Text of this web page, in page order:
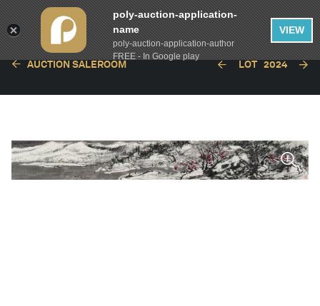
AUCTION SALEROOM LOT 2024
poly-auction-application-
name
poly-auction-application-author
FREE - In Google play
VIEW